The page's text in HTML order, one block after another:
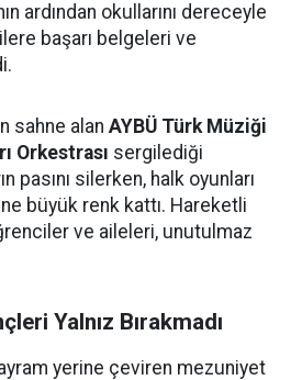
ardından okullarını dereceyle
başarı belgeleri ve
sahne alan AYBÜ Türk Müziği
Orkestrası sergilediği
pasını silerken, halk oyunları
büyük renk kattı. Hareketli
ve aileleri, unutulmaz
Yalnız Bırakmadı
yerine çeviren mezuniyet